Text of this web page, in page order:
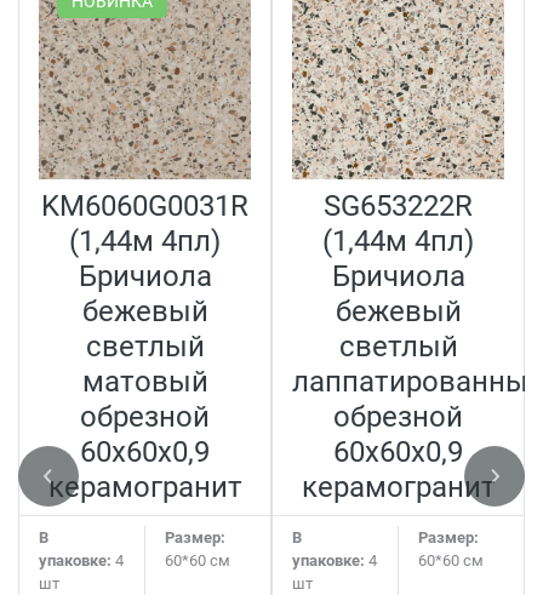
KM6060G0031R
(1,44м 4пл)
Бричиола
бежевый
светлый
матовый
обрезной
60x60x0,9
керамогранит
В
упаковке: 4
шт
Размер:
60*60 см
SG653222R
(1,44м 4пл)
Бричиола
бежевый
светлый
обрезной
60x60x0,9
керамогранит
В
упаковке: 4
шт
Размер:
60*60 см